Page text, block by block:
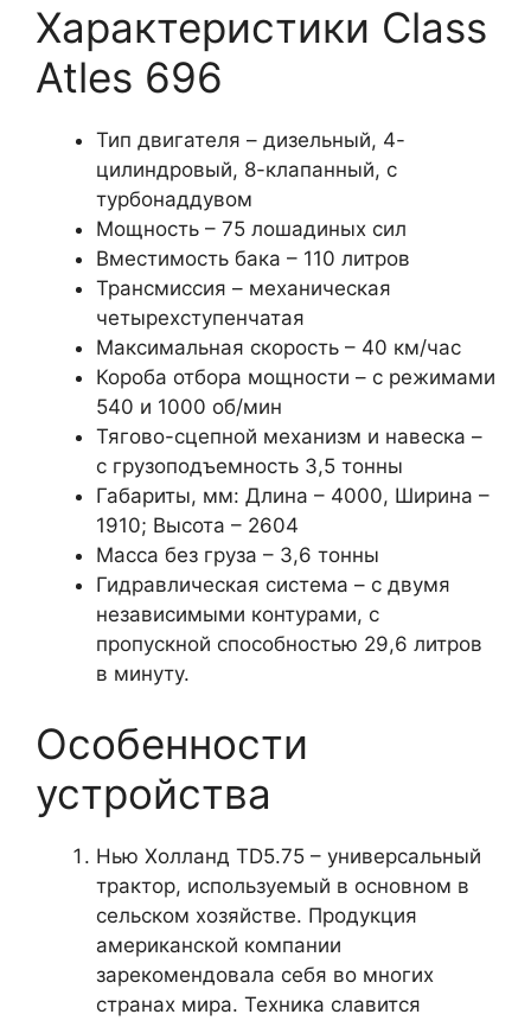
Характеристики Class
Atles 696
Тип двигателя – дизельный, 4-
цилиндровый, 8-клапанный, с
турбонаддувом
Мощность – 75 лошадиных сил
Вместимость бака – 110 литров
Трансмиссия – механическая
четырехступенчатая
Максимальная скорость – 40 км/час
Короба отбора мощности – с режимами
540 и 1000 об/мин
Тягово-сцепной механизм и навеска –
с грузоподъемность 3,5 тонны
Габариты, мм: Длина – 4000, Ширина –
1910; Высота – 2604
Масса без груза – 3,6 тонны
Гидравлическая система – с двумя
независимыми контурами, с
пропускной способностью 29,6 литров
в минуту.
Особенности
устройства
Нью Холланд TD5.75 – универсальный
трактор, используемый в основном в
сельском хозяйстве. Продукция
американской компании
зарекомендовала себя во многих
странах мира. Техника славится